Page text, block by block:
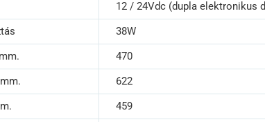
12 / 24Vdc (dupla elektronikus
38W
470
622
459